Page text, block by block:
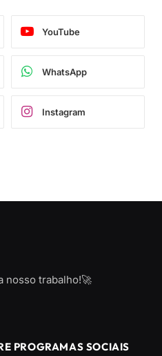
YouTube
WhatsApp
Instagram
nosso trabalho!🚀
PROGRAMAS SOCIAIS